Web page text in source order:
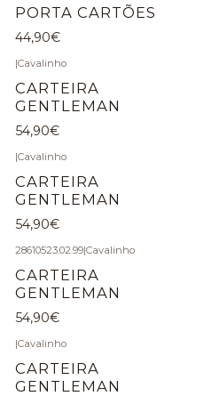
PORTA CARTÕES
44,90€
|Cavalinho
CARTEIRA
GENTLEMAN
54,90€
|Cavalinho
CARTEIRA
GENTLEMAN
54,90€
28610523.02.99|Cavalinho
CARTEIRA
GENTLEMAN
54,90€
|Cavalinho
CARTEIRA
GENTLEMAN